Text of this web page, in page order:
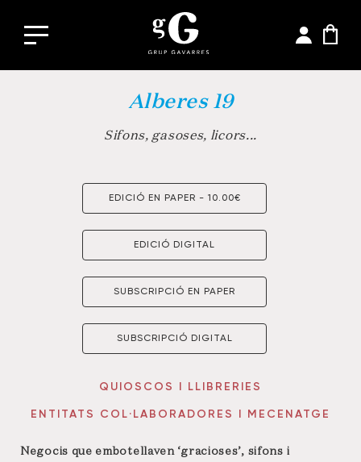
Alberes 19
Sifons, gasoses, licors...
EDICIÓ EN PAPER - 10.00€
EDICIÓ DIGITAL
SUBSCRIPCIÓ EN PAPER
SUBSCRIPCIÓ DIGITAL
QUIOSCOS I LLIBRERIES
ENTITATS COL·LABORADORES I MECENATGE
Negocis que embotellaven ‘gracioses’, sifons i